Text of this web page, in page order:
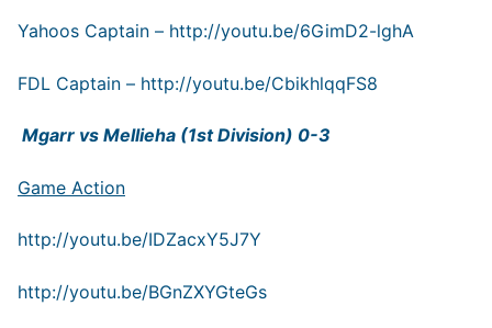
Yahoos Captain – http://youtu.be/6GimD2-lghA
FDL Captain – http://youtu.be/CbikhlqqFS8
Mgarr vs Mellieha (1st Division) 0-3
Game Action
http://youtu.be/IDZacxY5J7Y
http://youtu.be/BGnZXYGteGs